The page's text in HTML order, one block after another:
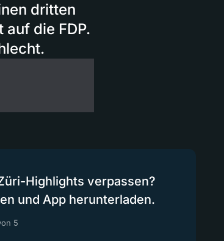
dritten
die FDP.
Highlights verpassen?
und App herunterladen.
5